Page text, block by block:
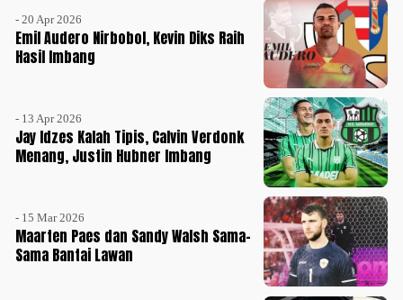
- 20 Apr 2026
Emil Audero Nirbobol, Kevin Diks Raih
Hasil Imbang
- 13 Apr 2026
Jay Idzes Kalah Tipis, Calvin Verdonk
Menang, Justin Hubner Imbang
- 15 Mar 2026
Maarten Paes dan Sandy Walsh Sama-
Sama Bantai Lawan